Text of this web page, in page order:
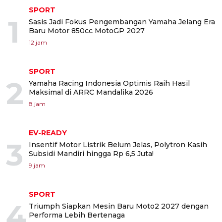
1
SPORT
Sasis Jadi Fokus Pengembangan Yamaha Jelang Era
Baru Motor 850cc MotoGP 2027
12 jam
2
SPORT
Yamaha Racing Indonesia Optimis Raih Hasil
Maksimal di ARRC Mandalika 2026
8 jam
3
EV-READY
Insentif Motor Listrik Belum Jelas, Polytron Kasih
Subsidi Mandiri hingga Rp 6,5 Juta!
9 jam
SPORT
Triumph Siapkan Mesin Baru Moto2 2027 dengan
Performa Lebih Bertenaga